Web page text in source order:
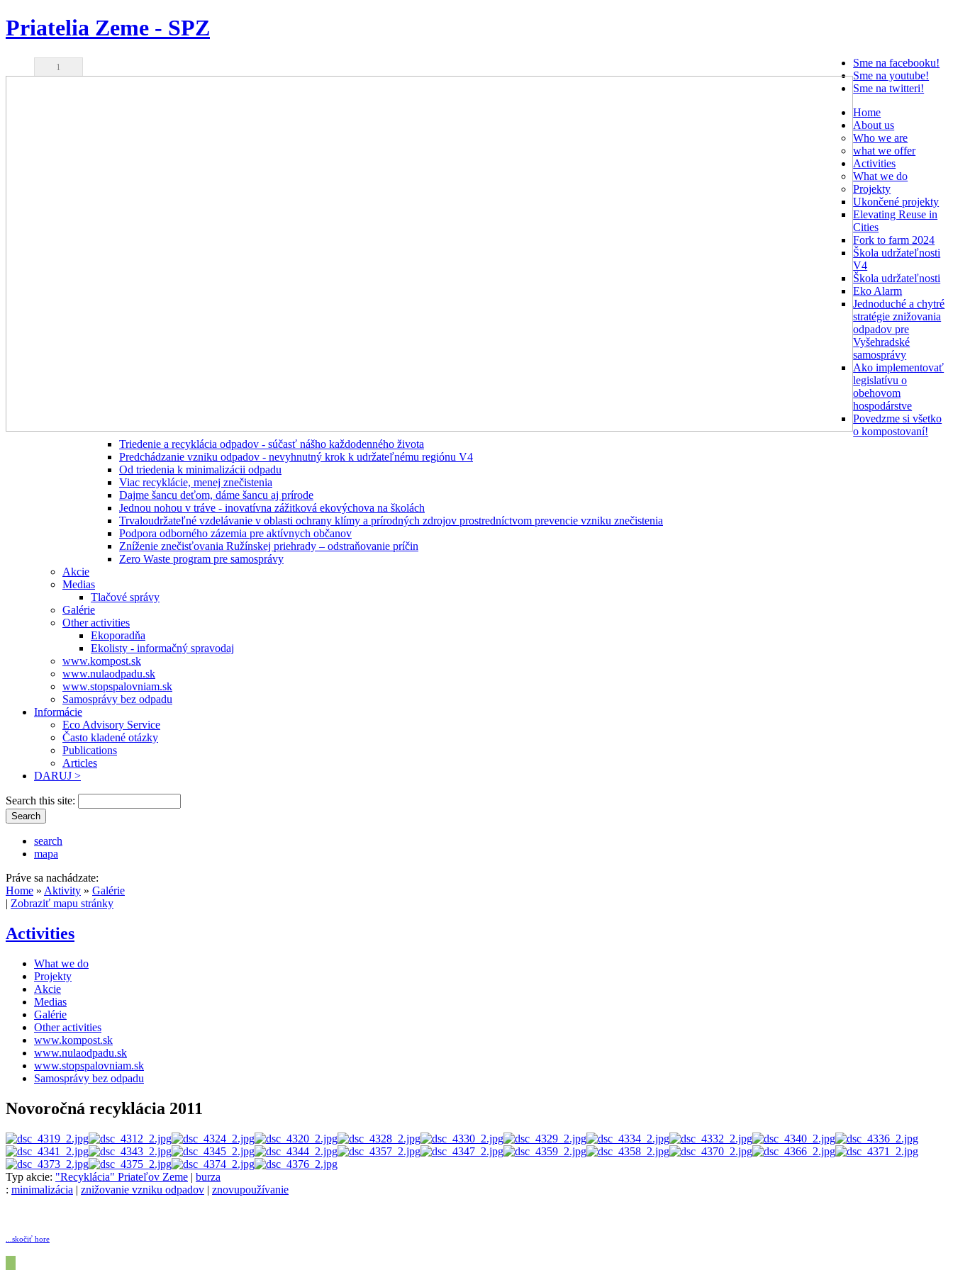
Priatelia Zeme - SPZ
1
Sme na facebooku!
Sme na youtube!
Sme na twitteri!
Home
About us
Who we are
what we offer
Activities
What we do
Projekty
Ukončené projekty
Elevating Reuse in
Cities
Fork to farm 2024
Škola udržateľnosti
V4
Škola udržateľnosti
Eko Alarm
Jednoduché a chytré
stratégie znižovania
odpadov pre
Vyšehradské
samosprávy
Ako implementovať
legislatívu o
obehovom
hospodárstve
Povedzme si všetko
o kompostovaní!
Triedenie a recyklácia odpadov - súčasť nášho každodenného života
Predchádzanie vzniku odpadov - nevyhnutný krok k udržateľnému regiónu V4
Od triedenia k minimalizácii odpadu
Viac recyklácie, menej znečistenia
Dajme šancu deťom, dáme šancu aj prírode
Jednou nohou v tráve - inovatívna zážitková ekovýchova na školách
Trvaloudržateľné vzdelávanie v oblasti ochrany klímy a prírodných zdrojov prostredníctvom prevencie vzniku znečistenia
Podpora odborného zázemia pre aktívnych občanov
Zníženie znečisťovania Ružínskej priehrady – odstraňovanie príčin
Zero Waste program pre samosprávy
Akcie
Medias
Tlačové správy
Galérie
Other activities
Ekoporadňa
Ekolisty - informačný spravodaj
www.kompost.sk
www.nulaodpadu.sk
www.stopspalovniam.sk
Samosprávy bez odpadu
Informácie
Eco Advisory Service
Často kladené otázky
Publications
Articles
DARUJ >
Search this site:
search
mapa
Práve sa nachádzate:
Home » Aktivity » Galérie
| Zobraziť mapu stránky
Activities
What we do
Projekty
Akcie
Medias
Galérie
Other activities
www.kompost.sk
www.nulaodpadu.sk
www.stopspalovniam.sk
Samosprávy bez odpadu
Novoročná recyklácia 2011
Typ akcie: "Recyklácia" Priateľov Zeme | burza
: minimalizácia | znižovanie vzniku odpadov | znovupoužívanie
...skočiť hore